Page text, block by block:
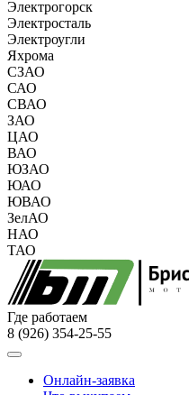
Электрогорск
Электросталь
Электроугли
Яхрома
СЗАО
САО
СВАО
ЗАО
ЦАО
ВАО
ЮЗАО
ЮАО
ЮВАО
ЗелАО
НАО
ТАО
Где работаем
8 (926) 354-25-55
Онлайн-заявка